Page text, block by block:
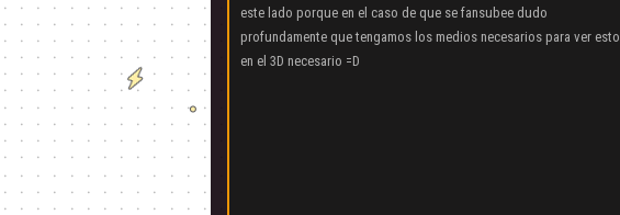
este lado porque en el caso de que se fansubee dudo
profundamente que tengamos los medios necesarios para ver esto
en el 3D necesario =D